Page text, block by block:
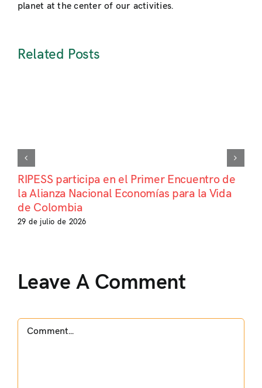
planet at the center of our activities.
Related Posts
RIPESS participa en el Primer Encuentro de
la Alianza Nacional Economías para la Vida
de Colombia
29 de julio de 2026
Leave A Comment
Comment